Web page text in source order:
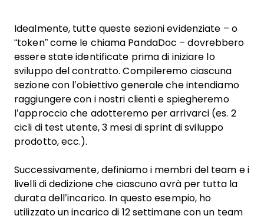
Idealmente, tutte queste sezioni evidenziate – o
“token” come le chiama PandaDoc – dovrebbero
essere state identificate prima di iniziare lo
sviluppo del contratto. Compileremo ciascuna
sezione con l’obiettivo generale che intendiamo
raggiungere con i nostri clienti e spiegheremo
l’approccio che adotteremo per arrivarci (es. 2
cicli di test utente, 3 mesi di sprint di sviluppo
prodotto, ecc.).
Successivamente, definiamo i membri del team e i
livelli di dedizione che ciascuno avrà per tutta la
durata dell’incarico. In questo esempio, ho
utilizzato un incarico di 12 settimane con un team